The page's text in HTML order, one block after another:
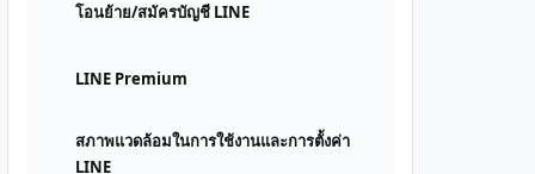
โอนย้าย/สมัครบัญชี LINE
LINE Premium
สภาพแวดล้อมในการใช้งานและการตั้งค่า
LINE